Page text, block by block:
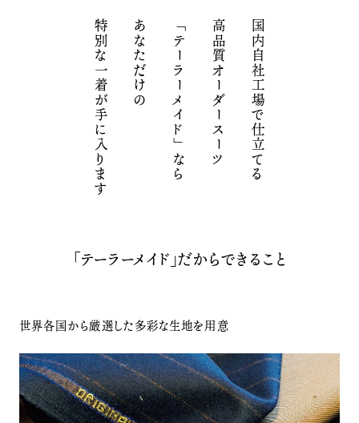
国内自社工場で仕立てる
高品質オーダースーツ
「テーラーメイド」なら
あなただけの
特別な一着が手に入ります
「テーラーメイド」だからできること
世界各国から厳選した多彩な生地を用意